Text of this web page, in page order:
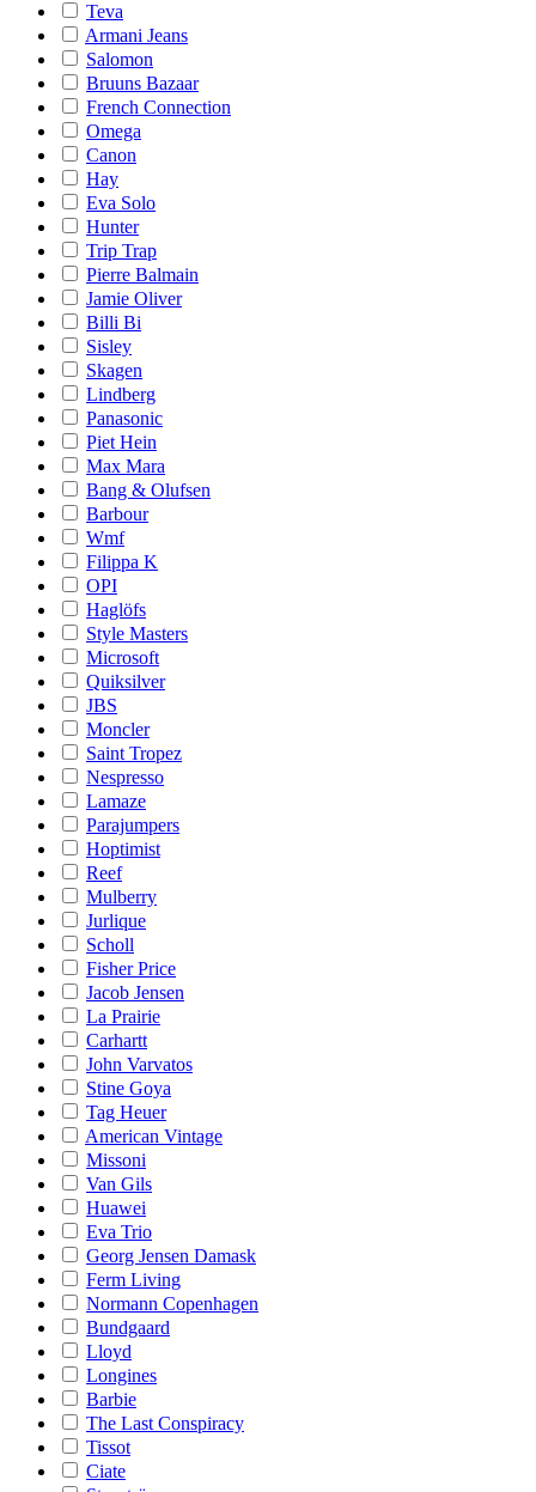
Teva
Armani Jeans
Salomon
Bruuns Bazaar
French Connection
Omega
Canon
Hay
Eva Solo
Hunter
Trip Trap
Pierre Balmain
Jamie Oliver
Billi Bi
Sisley
Skagen
Lindberg
Panasonic
Piet Hein
Max Mara
Bang & Olufsen
Barbour
Wmf
Filippa K
OPI
Haglöfs
Style Masters
Microsoft
Quiksilver
JBS
Moncler
Saint Tropez
Nespresso
Lamaze
Parajumpers
Hoptimist
Reef
Mulberry
Jurlique
Scholl
Fisher Price
Jacob Jensen
La Prairie
Carhartt
John Varvatos
Stine Goya
Tag Heuer
American Vintage
Missoni
Van Gils
Huawei
Eva Trio
Georg Jensen Damask
Ferm Living
Normann Copenhagen
Bundgaard
Lloyd
Longines
Barbie
The Last Conspiracy
Tissot
Ciate